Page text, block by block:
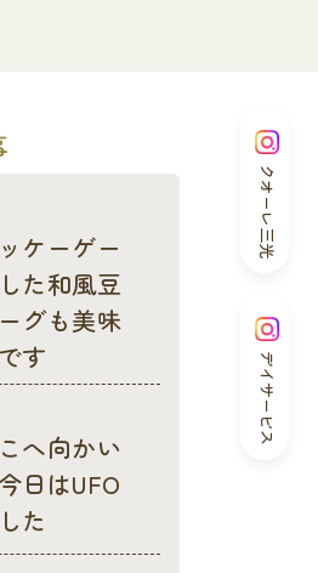
クオーレ三光
デイサービス
ケーゲー
た和風豆
グも美味
す
へ向かい
日はUFO
た